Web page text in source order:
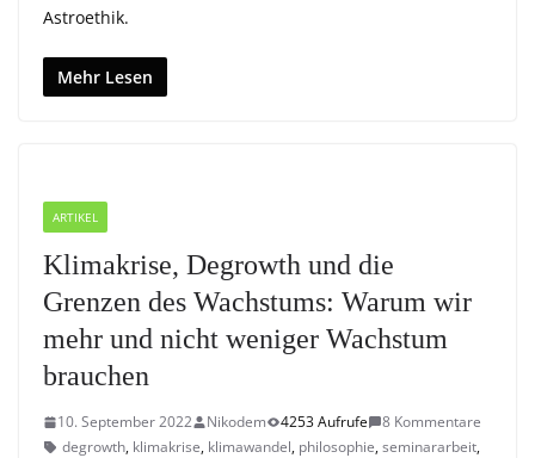
Astroethik.
Mehr Lesen
ARTIKEL
Klimakrise, Degrowth und die
Grenzen des Wachstums: Warum wir
mehr und nicht weniger Wachstum
brauchen
10. September 2022 Nikodem 4253 Aufrufe
8 Kommentare
degrowth, klimakrise, klimawandel, philosophie,seminararbeit,